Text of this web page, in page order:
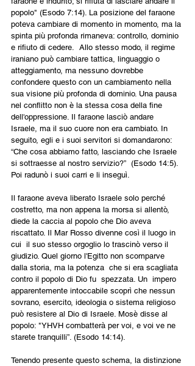
popolo" (Esodo 7:14). La posizione del faraone
poteva cambiare di momento in momento, ma la
spinta più profonda rimaneva: controllo, dominio
e rifiuto di cedere.  Allo stesso modo, il regime
iraniano può cambiare tattica, linguaggio o
atteggiamento, ma nessuno dovrebbe
confondere questo con un cambiamento nella
sua visione più profonda di dominio. Una pausa
nel conflitto non è la stessa cosa della fine
dell'oppressione. Il faraone lasciò andare
Israele, ma il suo cuore non era cambiato. In
seguito, egli e i suoi servitori si domandarono:
“Che cosa abbiamo fatto, lasciando che Israele
si sottraesse al nostro servizio?”  (Esodo 14:5).
Poi radunò i suoi carri e li inseguì.
Il faraone aveva liberato Israele solo perché
costretto, ma non appena la morsa si allentò,
diede la caccia al popolo che Dio aveva
riscattato. Il Mar Rosso divenne così il luogo in
cui  il suo stesso orgoglio lo trascinò verso il
giudizio. Quel giorno l'Egitto non scomparve
dalla storia, ma la potenza  che si era scagliata
contro il popolo di Dio fu  spezzata. Un  impero
apparentemente intoccabile scoprì che nessun
sovrano, esercito, ideologia o sistema religioso
può resistere al Dio di Israele. Mosè disse al
popolo: "YHVH combatterà per voi, e voi ve ne
starete tranquilli”. (Esodo 14:14).
Tenendo presente questo schema, la distinzione